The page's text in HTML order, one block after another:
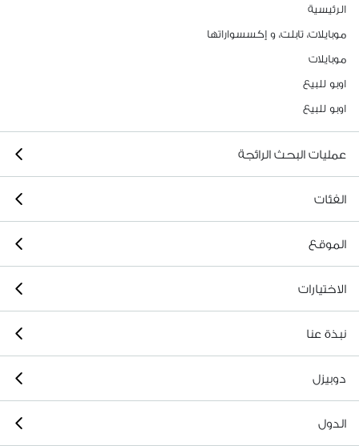
الرئيسية
موبايلات، تابلت، و إكسسواراتها
موبايلات
اوبو للبيع
اوبو للبيع
عمليات البحث الرائجة
الفئات
الموقع
الاختيارات
نبذة عنا
دوبيزل
الدول